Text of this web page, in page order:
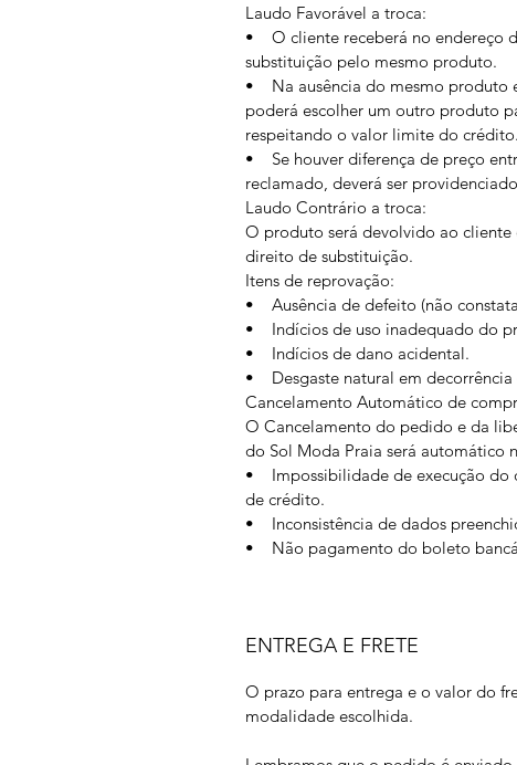
Laudo Favorável a troca:
• O cliente receberá no endereço
substituição pelo mesmo produto.
• Na ausência do mesmo produto
poderá escolher um outro produto
respeitando o valor limite do crédito.
• Se houver diferença de preço
reclamado, deverá ser
Laudo Contrário a troca:
O produto será devolvido ao
direito de substituição.
Itens de reprovação:
• Ausência de defeito (não
• Indícios de uso inadequado do
• Indícios de dano acidental.
• Desgaste natural em decorrência
Cancelamento Automático de
O Cancelamento do pedido e da
do Sol Moda Praia será automático
• Impossibilidade de execução do
de crédito.
• Inconsistência de dados
• Não pagamento do boleto
ENTREGA E FRETE
O prazo para entrega e o valor do
modalidade escolhida.